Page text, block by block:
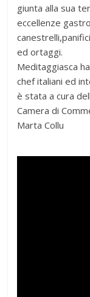
giunta alla sua
eccellenze
ed ortaggi.
Meditaggiasca
chef italiani ed
è stata a cura
Camera di
Marta Collu